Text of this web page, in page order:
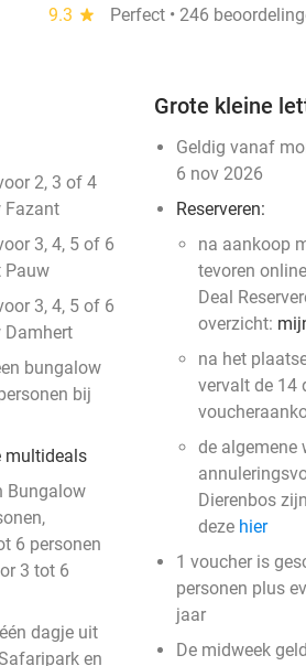
9.3 star
Perfect • 246
2, 3 of 4
Fazant
3, 4, 5 of 6
Pauw
3, 4, 5 of 6
Damhert
bungalow
bij
multideals
Bungalow
6 personen
3 tot 6
dagje uit
en
Grote kleine
Geldig vanaf
6 nov 2026
Reserveren:
na aankoop
tevoren
Deal
overzicht:
na het
vervalt de 14
de algemene
Dierenbos
deze hier
1 voucher is
personen plus
jaar
De midweek